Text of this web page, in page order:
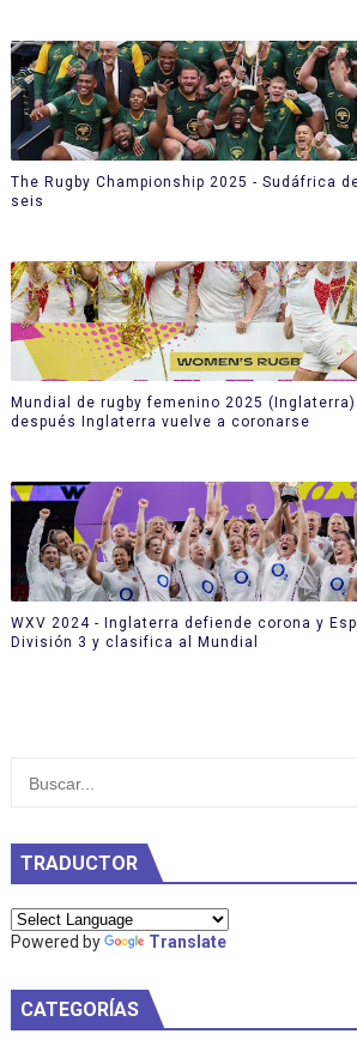
The Rugby Championship 2025 - Sudáfrica
seis
Mundial de rugby femenino 2025 (Inglaterra)
después Inglaterra vuelve a coronarse
WXV 2024 - Inglaterra defiende corona y
División 3 y clasifica al Mundial
TRADUCTOR
Powered by Translate
CATEGORÍAS